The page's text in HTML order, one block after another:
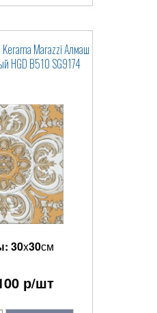
Marazzi Алмаш
HGD B510 SG9174
30x30см
р/шт